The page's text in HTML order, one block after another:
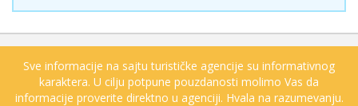
Sve informacije na sajtu turističke agencije su informativnog
karaktera. U cilju potpune pouzdanosti molimo Vas da
informacije proverite direktno u agenciji. Hvala na razumevanju.